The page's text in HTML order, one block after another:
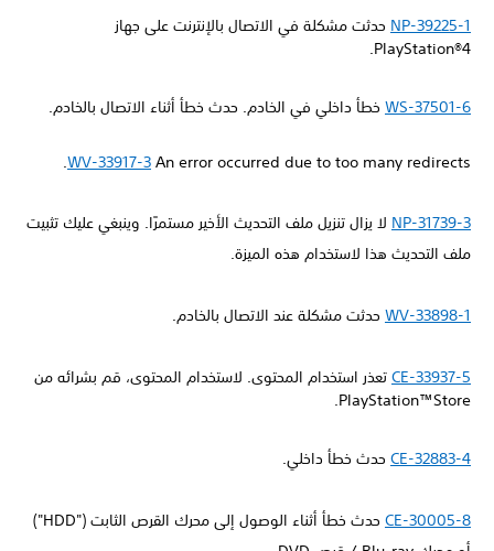
NP-39225-1 حدثت مشكلة في الاتصال بالإنترنت على جهاز
PlayStation®4.
WS-37501-6 خطأ داخلي في الخادم. حدث خطأ أثناء الاتصال بالخادم.
WV-33917-3 An error occurred due to too many redirects.
NP-31739-3 لا يزال تنزيل ملف التحديث الأخير مستمرًا. وينبغي عليك تثبيت
ملف التحديث هذا لاستخدام هذه الميزة.
WV-33898-1 حدثت مشكلة عند الاتصال بالخادم.
CE-33937-5 تعذر استخدام المحتوى. لاستخدام المحتوى، قم بشرائه من
PlayStation™Store.
CE-32883-4 حدث خطأ داخلي.
CE-30005-8
حدث خطأ أثناء الوصول إلى محرك القرص الثابت ("HDD")